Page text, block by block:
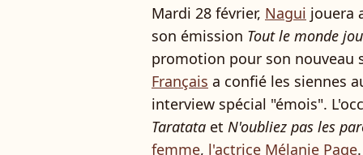
Mardi 28 février, Nagui jouera
son émission Tout le monde
promotion pour son nouveau
Français a confié les siennes
interview spécial "émois".
Taratata et N'oubliez pas les
femme, l'actrice Mélanie Page.